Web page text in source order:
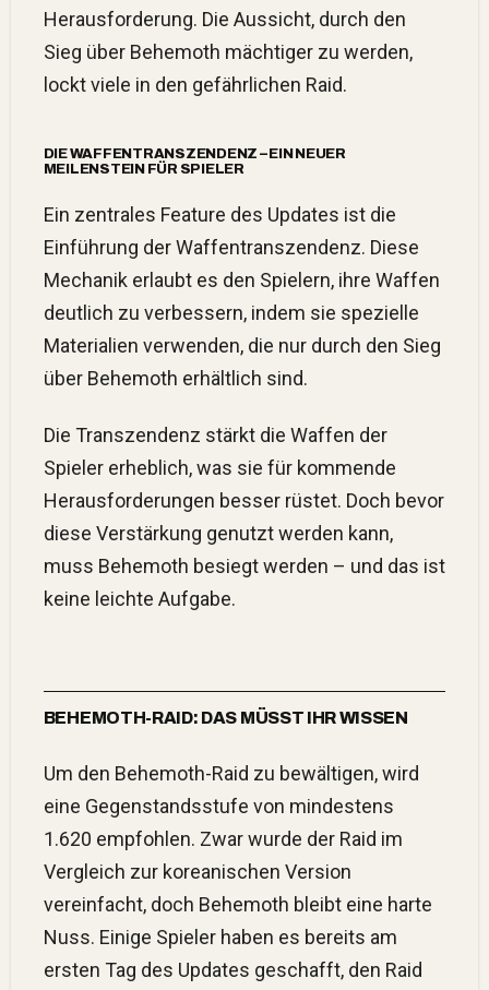
Herausforderung. Die Aussicht, durch den
Sieg über Behemoth mächtiger zu werden,
lockt viele in den gefährlichen Raid.
DIE WAFFENTRANSZENDENZ – EIN NEUER
MEILENSTEIN FÜR SPIELER
Ein zentrales Feature des Updates ist die
Einführung der Waffentranszendenz. Diese
Mechanik erlaubt es den Spielern, ihre Waffen
deutlich zu verbessern, indem sie spezielle
Materialien verwenden, die nur durch den Sieg
über Behemoth erhältlich sind.
Die Transzendenz stärkt die Waffen der
Spieler erheblich, was sie für kommende
Herausforderungen besser rüstet. Doch bevor
diese Verstärkung genutzt werden kann,
muss Behemoth besiegt werden – und das ist
keine leichte Aufgabe.
BEHEMOTH-RAID: DAS MÜSST IHR WISSEN
Um den Behemoth-Raid zu bewältigen, wird
eine Gegenstandsstufe von mindestens
1.620 empfohlen. Zwar wurde der Raid im
Vergleich zur koreanischen Version
vereinfacht, doch Behemoth bleibt eine harte
Nuss. Einige Spieler haben es bereits am
ersten Tag des Updates geschafft, den Raid